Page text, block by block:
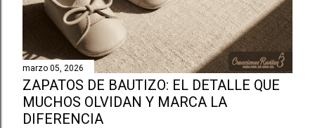
marzo 05, 2026
ZAPATOS DE BAUTIZO: EL DETALLE QUE
MUCHOS OLVIDAN Y MARCA LA
DIFERENCIA